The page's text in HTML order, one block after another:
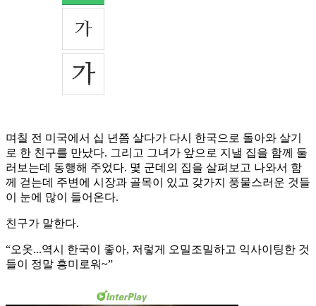
며칠 전 미국에서 십 년쯤 살다가 다시 한국으로 돌아와 살기
로 한 친구를 만났다. 그리고 그녀가 앞으로 지낼 집을 함께 둘
러보는데 동행해 주었다. 몇 군데의 집을 살펴보고 나와서 함
께 걷는데 주변에 시장과 골목이 있고 갖가지 풍물스러운 것들
이 눈에 많이 들어온다.
친구가 말한다.
“오옷...역시 한국이 좋아, 저렇게 오밀조밀하고 익사이팅한 것
들이 정말 흥미로워~”